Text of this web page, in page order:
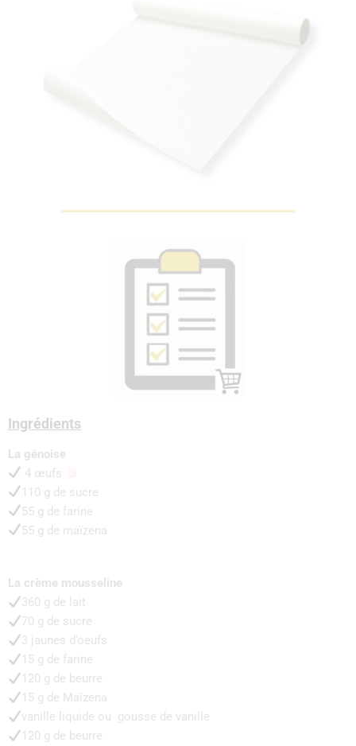
Ingrédients
La‌ ‌génoise‌ ‌
4 ‌œufs‌ ‌
110‌ ‌g‌ ‌de‌ ‌sucre‌ ‌
55 ‌g‌ ‌de‌ ‌farine‌ ‌
55 ‌g‌ ‌de‌ ‌maïzena‌ ‌
La‌ ‌crème‌ ‌mousseline‌ ‌
360‌ ‌g‌ ‌de‌ ‌lait‌ ‌ ‌
70‌ ‌g‌ ‌de‌ ‌sucre‌ ‌
3 ‌jaunes‌ ‌d’oeufs‌ ‌
15 ‌g‌ ‌de‌ ‌farine‌ ‌
120‌ ‌g‌ ‌de‌ ‌beurre‌ ‌
15 ‌g‌ ‌de‌ ‌Maïzena‌ ‌
vanille‌ ‌liquide‌ ‌ou‌ ‌gousse‌ ‌de‌ ‌vanille‌ ‌
120‌ ‌g‌ ‌de‌ ‌beurre‌ ‌